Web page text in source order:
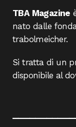
TBA Magazine
nato dalle
trabolmeicher.
Si tratta di un
disponibile al